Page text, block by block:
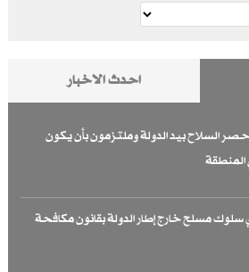
احدث الاخبار
حصر السلاح بيد الدولة وملتزمون بأن يكون
المنطقة
سلوك مسلح خارج إطار الدولة بقانون مكافحة